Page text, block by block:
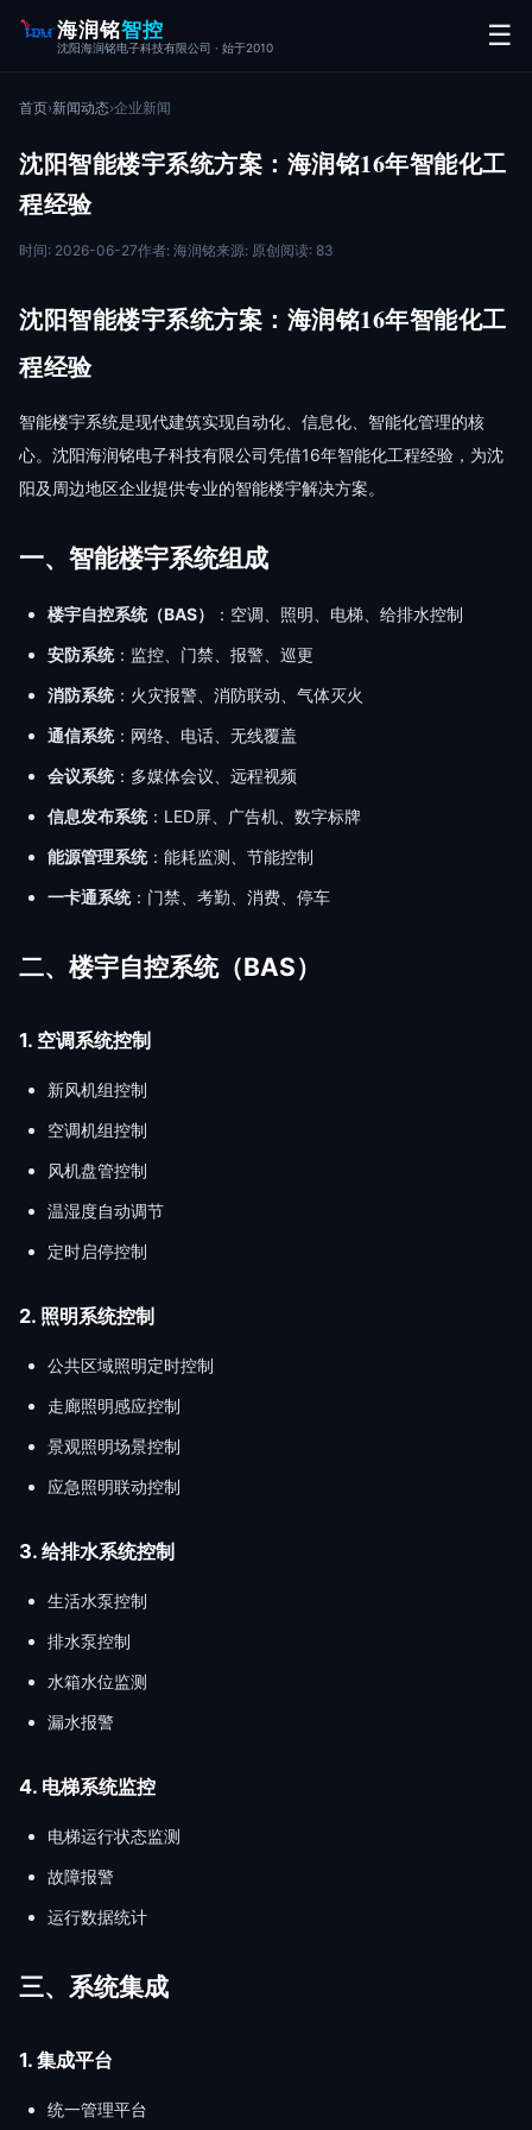
海润铭智控
沈阳海润铭电子科技有限公司 · 始于2010 ☰
首页›新闻动态›企业新闻
沈阳智能楼宇系统方案：海润铭16年智能化工
程经验
时间: 2026-06-27作者: 海润铭来源: 原创阅读: 83
沈阳智能楼宇系统方案：海润铭16年智能化工
程经验
智能楼宇系统是现代建筑实现自动化、信息化、智能化管理的核
心。沈阳海润铭电子科技有限公司凭借16年智能化工程经验，为沈
阳及周边地区企业提供专业的智能楼宇解决方案。
一、智能楼宇系统组成
楼宇自控系统（BAS）
：空调、照明、电梯、给排水控制
安防系统：监控、门禁、报警、巡更
消防系统：火灾报警、消防联动、气体灭火
通信系统：网络、电话、无线覆盖
会议系统：多媒体会议、远程视频
信息发布系统：LED屏、广告机、数字标牌
能源管理系统：能耗监测、节能控制
一卡通系统：门禁、考勤、消费、停车
二、楼宇自控系统（BAS）
1. 空调系统控制
新风机组控制
空调机组控制
风机盘管控制
温湿度自动调节
定时启停控制
2. 照明系统控制
公共区域照明定时控制
走廊照明感应控制
景观照明场景控制
应急照明联动控制
3. 给排水系统控制
生活水泵控制
排水泵控制
水箱水位监测
漏水报警
4. 电梯系统监控
电梯运行状态监测
故障报警
运行数据统计
三、系统集成
1. 集成平台
统一管理平台